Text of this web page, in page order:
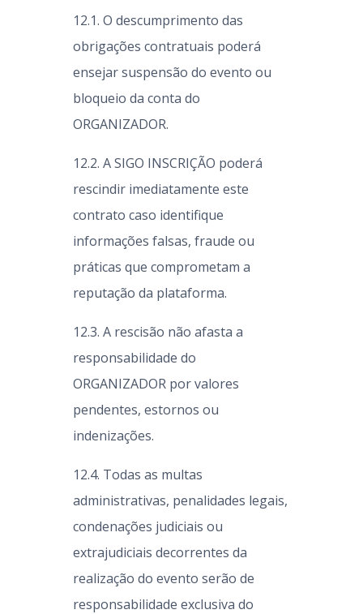
12.1. O descumprimento das
obrigações contratuais poderá
ensejar suspensão do evento ou
bloqueio da conta do
ORGANIZADOR.
12.2. A SIGO INSCRIÇÃO poderá
rescindir imediatamente este
contrato caso identifique
informações falsas, fraude ou
práticas que comprometam a
reputação da plataforma.
12.3. A rescisão não afasta a
responsabilidade do
ORGANIZADOR por valores
pendentes, estornos ou
indenizações.
12.4. Todas as multas
administrativas, penalidades legais,
condenações judiciais ou
extrajudiciais decorrentes da
realização do evento serão de
responsabilidade exclusiva do